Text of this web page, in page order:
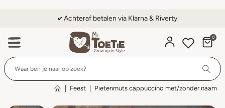
Achteraf betalen via Klarna & Riverty
0
Feest Pietenmuts cappuccino met/zonder naam